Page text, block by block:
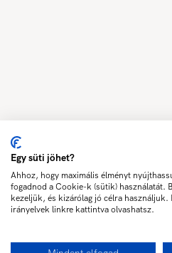
Egy süti jöhet?
Ahhoz, hogy maximális élményt
fogadnod a Cookie-k (sütik) használatát.
kezeljük, és kizárólag jó célra használjuk.
irányelvek linkre kattintva olvashatsz.